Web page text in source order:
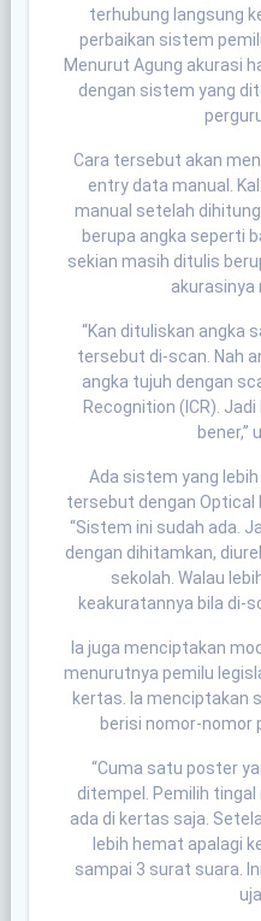
terhubung langsung
perbaikan sistem
Menurut Agung akurasi
dengan sistem yang
Cara tersebut akan
entry data manual.
manual setelah
berupa angka seperti
sekian masih ditulis
akurasinya
“Kan dituliskan angka
tersebut di-scan. Nah
angka tujuh dengan
Recognition (ICR).
bener,”
Ada sistem yang
tersebut dengan Optical
“Sistem ini sudah ada.
dengan dihitamkan,
sekolah. Walau
keakuratannya bila di-
Ia juga menciptakan
menurutnya pemilu
kertas. Ia menciptakan
berisi nomor-nomor
“Cuma satu poster
ditempel. Pemilih
ada di kertas saja.
lebih hemat apalagi
sampai 3 surat suara.